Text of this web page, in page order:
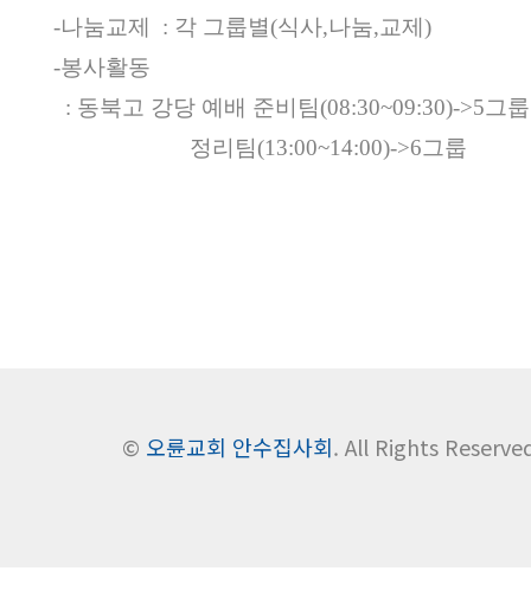
-나눔교제 : 각 그룹별(식사,나눔,교제)
-봉사활동
: 동북고 강당 예배 준비팀(08:30~09:30)->5그룹
정리팀(13:00~14:00)->6그룹
© 오륜교회 안수집사회. All Rights